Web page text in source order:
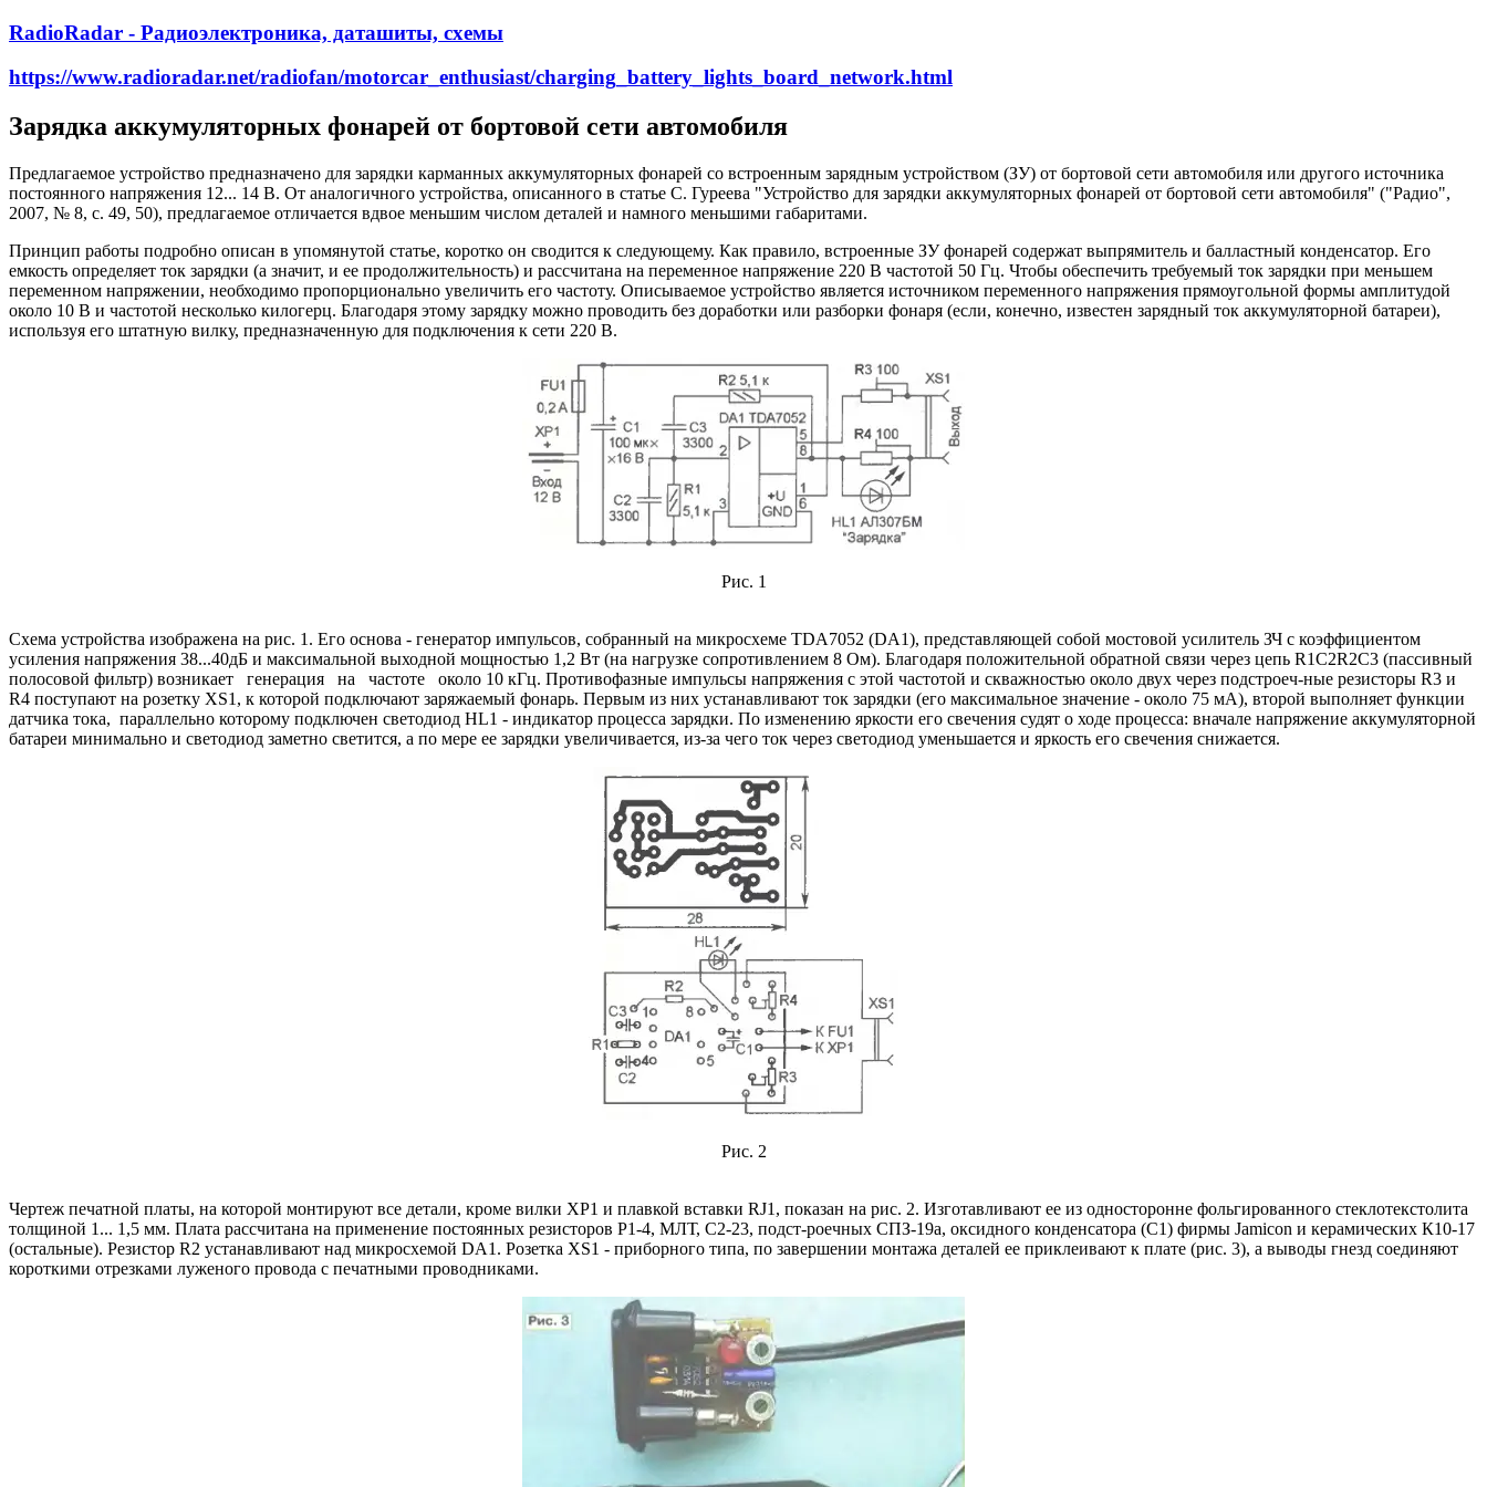
RadioRadar - Радиоэлектроника, даташиты, схемы
https://www.radioradar.net/radiofan/motorcar_enthusiast/charging_battery_lights_board_network.html
Зарядка аккумуляторных фонарей от бортовой сети автомобиля
Предлагаемое устройство предназначено для зарядки карманных аккумуляторных фонарей со встроенным зарядным устройством (ЗУ) от бортовой сети автомобиля или другого источника
постоянного напряжения 12... 14 В. От аналогичного устройства, описанного в статье С. Гуреева "Устройство для зарядки аккумуляторных фонарей от бортовой сети автомобиля" ("Радио",
2007, № 8, с. 49, 50), предлагаемое отличается вдвое меньшим числом деталей и намного меньшими габаритами.
Принцип работы подробно описан в упомянутой статье, коротко он сводится к следующему. Как правило, встроенные ЗУ фонарей содержат выпрямитель и балластный конденсатор. Его
емкость определяет ток зарядки (а значит, и ее продолжительность) и рассчитана на переменное напряжение 220 В частотой 50 Гц. Чтобы обеспечить требуемый ток зарядки при меньшем
переменном напряжении, необходимо пропорционально увеличить его частоту. Описываемое устройство является источником переменного напряжения прямоугольной формы амплитудой
около 10 В и частотой несколько килогерц. Благодаря этому зарядку можно проводить без доработки или разборки фонаря (если, конечно, известен зарядный ток аккумуляторной батареи),
используя его штатную вилку, предназначенную для подключения к сети 220 В.
Рис. 1
Схема устройства изображена на рис. 1. Его основа - генератор импульсов, собранный на микросхеме TDA7052 (DA1), представляющей собой мостовой усилитель ЗЧ с коэффициентом
усиления напряжения 38...40дБ и максимальной выходной мощностью 1,2 Вт (на нагрузке сопротивлением 8 Ом). Благодаря положительной обратной связи через цепь R1C2R2C3 (пассивный
полосовой фильтр) возникает генерация на частоте около 10 кГц. Противофазные импульсы напряжения с этой частотой и скважностью около двух через подстроеч-ные резисторы R3 и
R4 поступают на розетку XS1, к которой подключают заряжаемый фонарь. Первым из них устанавливают ток зарядки (его максимальное значение - около 75 мА), второй выполняет функции
датчика тока, параллельно которому подключен светодиод HL1 - индикатор процесса зарядки. По изменению яркости его свечения судят о ходе процесса: вначале напряжение аккумуляторной
батареи минимально и светодиод заметно светится, а по мере ее зарядки увеличивается, из-за чего ток через светодиод уменьшается и яркость его свечения снижается.
Рис. 2
Чертеж печатной платы, на которой монтируют все детали, кроме вилки ХР1 и плавкой вставки RJ1, показан на рис. 2. Изготавливают ее из односторонне фольгированного стеклотекстолита
толщиной 1... 1,5 мм. Плата рассчитана на применение постоянных резисторов Р1-4, МЛТ, С2-23, подст-роечных СПЗ-19а, оксидного конденсатора (С1) фирмы Jamicon и керамических К10-17
(остальные). Резистор R2 устанавливают над микросхемой DA1. Розетка XS1 - приборного типа, по завершении монтажа деталей ее приклеивают к плате (рис. 3), а выводы гнезд соединяют
короткими отрезками луженого провода с печатными проводниками.